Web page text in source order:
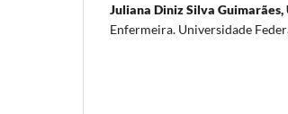
Juliana Diniz Silva Guimarães,
Enfermeira. Universidade